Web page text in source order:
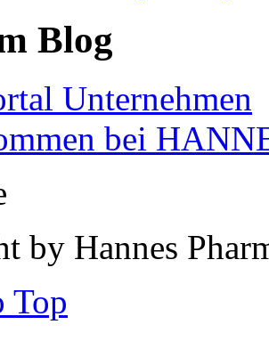
Blog
Unternehmen
bei
by Hannes
Top